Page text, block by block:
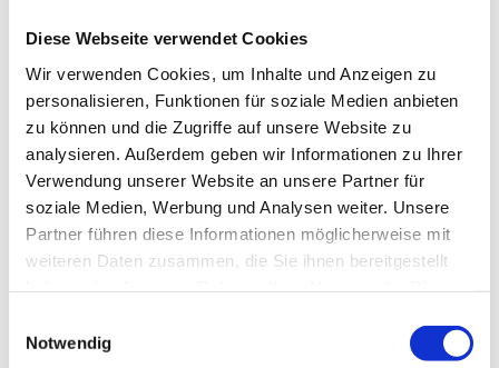
Diese Webseite verwendet Cookies
Wir verwenden Cookies, um Inhalte und Anzeigen zu
personalisieren, Funktionen für soziale Medien anbieten
zu können und die Zugriffe auf unsere Website zu
analysieren. Außerdem geben wir Informationen zu Ihrer
Verwendung unserer Website an unsere Partner für
soziale Medien, Werbung und Analysen weiter. Unsere
Partner führen diese Informationen möglicherweise mit
weiteren Daten zusammen, die Sie ihnen bereitgestellt
Notwendig
Schaftrohr
Produktdetails